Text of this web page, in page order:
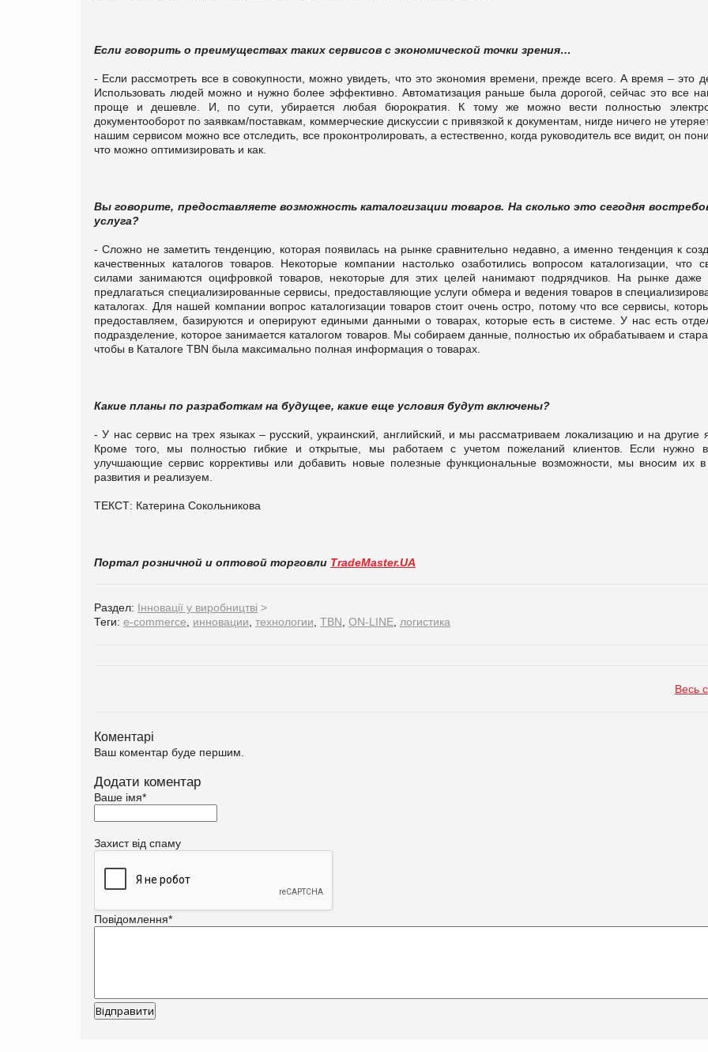
Если говорить о преимуществах таких сервисов с экономической точки зрения…
- Если рассмотреть все в совокупности, можно увидеть, что это экономия времени, прежде всего. А время – это
Использовать людей можно и нужно более эффективно. Автоматизация раньше была дорогой, сейчас это все
проще и дешевле. И, по сути, убирается любая бюрократия. К тому же можно вести полностью
документооборот по заявкам/поставкам, коммерческие дискуссии с привязкой к документам, нигде ничего не
нашим сервисом можно все отследить, все проконтролировать, а естественно, когда руководитель все видит, он
что можно оптимизировать и как.
Вы говорите, предоставляете возможность каталогизации товаров. На сколько это сегодня
услуга?
- Сложно не заметить тенденцию, которая появилась на рынке сравнительно недавно, а именно тенденция к
качественных каталогов товаров. Некоторые компании настолько озаботились вопросом каталогизации, что
силами занимаются оцифровкой товаров, некоторые для этих целей нанимают подрядчиков. На рынке даже
предлагаться специализированные сервисы, предоставляющие услуги обмера и ведения товаров в
каталогах. Для нашей компании вопрос каталогизации товаров стоит очень остро, потому что все сервисы,
предоставляем, базируются и оперируют едиными данными о товарах, которые есть в системе. У нас есть
подразделение, которое занимается каталогом товаров. Мы собираем данные, полностью их обрабатываем и
чтобы в Каталоге TBN была максимально полная информация о товарах.
Какие планы по разработкам на будущее, какие еще условия будут включены?
- У нас сервис на трех языках – русский, украинский, английский, и мы рассматриваем локализацию и на другие
Кроме того, мы полностью гибкие и открытые, мы работаем с учетом пожеланий клиентов. Если нужно
улучшающие сервис коррективы или добавить новые полезные функциональные возможности, мы вносим их
развития и реализуем.
ТЕКСТ: Катерина Сокольникова
Портал розничной и оптовой торговли TradeMaster.UA
Раздел: Інновації у виробництві >
Теги: е-commerce инновации технологии TBN ON-LINE логистика
Весь
Коментарі
Ваш коментар буде першим.
Додати коментар
Ваше імя*
Захист від спаму
Повідомлення*